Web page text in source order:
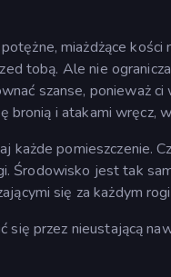
miażdżące
tobą. Ale nie
szanse, ponieważ
bronią i atakami wręcz,
pomieszczenie.
Środowisko jest tak
się za każdym
się przez nieustającą